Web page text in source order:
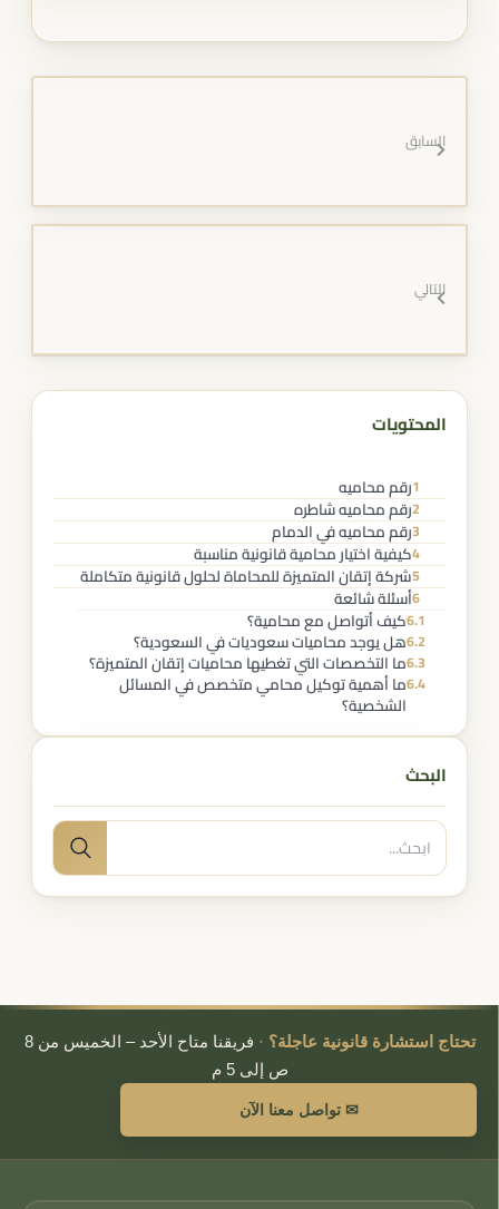
السابق
التالي
المحتويات
1رقم محاميه
2رقم محاميه شاطره
3رقم محاميه في الدمام
4كيفية اختيار محامية قانونية مناسبة
5شركة إتقان المتميزة للمحاماة لحلول قانونية متكاملة
6أسئلة شائعة
6.1كيف أتواصل مع محامية؟
6.2هل يوجد محاميات سعوديات في السعودية؟
6.3ما التخصصات التي تغطيها محاميات إتقان المتميزة؟
6.4ما أهمية توكيل محامي متخصص في المسائل
الشخصية؟
البحث
البحث
عن:
بحث
تحتاج استشارة قانونية عاجلة؟ ·
فريقنا متاح الأحد – الخميس من 8
ص إلى 5 م
✉ تواصل معنا الآن